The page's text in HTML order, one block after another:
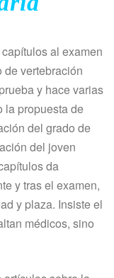
al examen
de vertebración
y hace varias
la propuesta de
del grado de
del joven
da
y tras el examen,
y plaza. Insiste el
médicos, sino